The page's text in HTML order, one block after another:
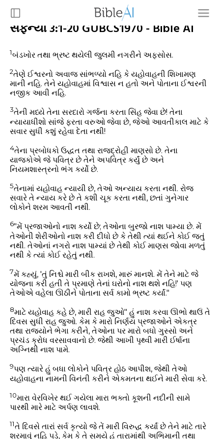
સફન્યા 3:1-20 GUBCS1970 - Bible AI
1બંડખોર તથા ભ્રષ્ટ થયેલી જુલમી નગરીને અફસોસ.
2તેણે ઈશ્વરનો અવાજ સાંભળ્યો નહિ કે યહોવાહની શિખામણ
માની નહિ. તેને યહોવાહમાં વિશ્વાસ ન હતો અને પોતાના ઈશ્વરની
નજીક આવી નહિ.
3તેની મધ્યે તેના સરદારો ગર્જના કરતા સિંહ જેવા છે! તેના
ન્યાયાધીશો સાંજે ફરતા વરુઓ જેવા છે, જેઓ આવતીકાલ માટે કે
સવાર સુધી કશું રહેવા દેતા નથી!
4તેના પ્રબોધકો ઉદ્ધત તથા રાજદ્રોહી માણસો છે. તેના
યાજકોએ જે પવિત્ર છે તેને અપવિત્ર કર્યું છે અને
નિયમશાસ્ત્રનો ભંગ કર્યો છે.
5તેનામાં યહોવાહ ન્યાયી છે, તેઓ અન્યાય કરતા નથી. રોજ
સવારે તે ન્યાય કરે છે તે કશી ચૂક કરતા નથી, છતાં ગુનેગાર
લોકોને શરમ આવતી નથી.
6"મેં પ્રજાઓનો નાશ કર્યો છે; તેઓના બુરજો નાશ પામ્યા છે. મેં
તેઓની શેરીઓનો નાશ કરી દીધો છે કે તેથી ત્યાં થઈને કોઈ જતું
નથી. તેઓનાં નગરો નાશ પામ્યાં છે તેથી કોઈ માણસ જોવા મળતું
નથી કે ત્યાં કોઈ રહેતું નથી.
7મેં કહ્યું, 'તું નિશ્ચે મારી બીક રાખશે, મારું માનશે. મેં તેને માટે જે
યોજના કરી હતી તે પ્રમાણે તેનાં ઘરોનો નાશ થશે નહિ!' પણ
તેઓએ વહેલા ઊઠીને પોતાના સર્વ કામો ભ્રષ્ટ કર્યાં."
8માટે યહોવાહ કહે છે, મારી રાહ જુઓ" હું નાશ કરવા ઊભો થાઉં તે
દિવસ સુધી રાહ જુઓ. કેમ કે મારો નિર્ણય પ્રજાઓને એકત્ર
તથા રાજ્યોને ભેગા કરીને, તેઓના પર મારો બધો ગુસ્સો અને
પ્રચંડ ક્રોધ વરસાવવાનો છે. જેથી આખી પૃથ્વી મારી ઈર્ષાના
અગ્નિથી નાશ પામે.
9પણ ત્યારે હું બધા લોકોને પવિત્ર હોઠ આપીશ, જેથી તેઓ
યહોવાહના નામની વિનંતી કરીને એકમતના થઈને મારી સેવા કરે.
10મારા વેરવિખેર થઈ ગયેલા મારા ભક્તો કૂશની નદીની સામે
પારથી મારે માટે અર્પણ લાવશે.
11તે દિવસે તારાં સર્વ કૃત્યો જે તેં મારી વિરુદ્ધ કર્યાં છે તેને માટે તારે
શરમાવું નહિ પડે, કેમ કે તે સમયે હું તારામાંથી અભિમાની તથા